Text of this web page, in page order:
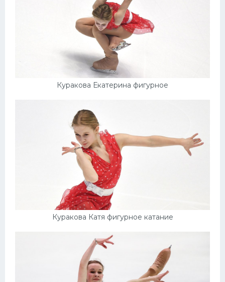
Куракова Екатерина фигурное
Куракова Катя фигурное катание